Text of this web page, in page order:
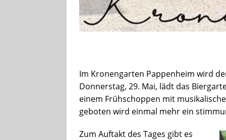
Im Kronengarten Pappenheim wird
Donnerstag, 29. Mai, lädt das
einem Frühschoppen mit
geboten wird einmal mehr ein
Zum Auftakt des Tages gibt es